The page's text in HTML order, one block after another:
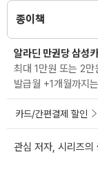
종이책
알라딘 만권당 삼성
최대 1만원 또는 2
발급월 +1개월까지
카드/간편결제 할인
관심 저자, 시리즈의